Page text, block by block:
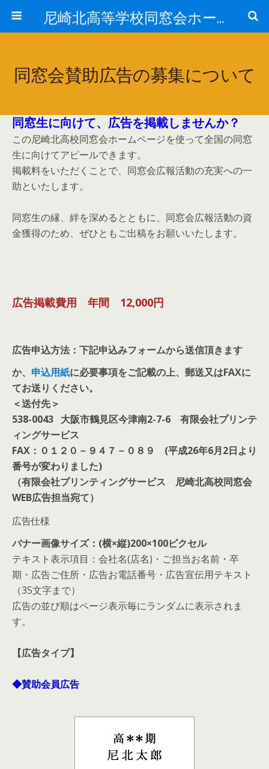
尼崎北高等学校同窓会ホームページ
同窓会賛助広告の募集について
同窓生に向けて、広告を掲載しませんか？
この尼崎北高校同窓会ホームページを使って全国の同窓
生に向けてアピールできます。
掲載料をいただくことで、同窓会広報活動の充実への一
助といたします。
同窓生の縁、絆を深めるとともに、同窓会広報活動の資
金獲得のため、ぜひともご出稿をお願いいたします。
広告掲載費用 年間 12,000円
広告申込方法：下記申込みフォームから送信頂きます
か、 申込用紙に必要事項をご記載の上、郵送又はFAXに
てお送りください。
＜送付先＞
538-0043 大阪市鶴見区今津南2-7-6 有限会社プリンテ
ィングサービス
FAX：０１２０－９４７－０８９ (平成26年6月2日より
番号が変わりました)
（有限会社プリンティングサービス 尼崎北高校同窓会
WEB広告担当宛て）
広告仕様
バナー画像サイズ：(横×縦)200×100ピクセル
テキスト表示項目：会社名(店名)・ご担当お名前・卒
期・広告ご住所・広告お電話番号・広告宣伝用テキスト
（35文字まで）
広告の並び順はページ表示毎にランダムに表示されま
す。
【広告タイプ】
◆賛助会員広告